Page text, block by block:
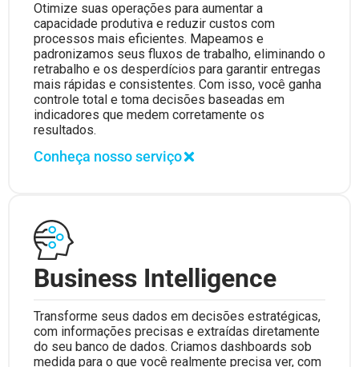
Otimize suas operações para aumentar a
capacidade produtiva e reduzir custos com
processos mais eficientes. Mapeamos e
padronizamos seus fluxos de trabalho, eliminando o
retrabalho e os desperdícios para garantir entregas
mais rápidas e consistentes. Com isso, você ganha
controle total e toma decisões baseadas em
indicadores que medem corretamente os
resultados.
Conheça nosso serviço
Business Intelligence
Transforme seus dados em decisões estratégicas,
com informações precisas e extraídas diretamente
do seu banco de dados. Criamos dashboards sob
medida para o que você realmente precisa ver, com